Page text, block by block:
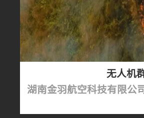
无人机
湖南金羽航空科技有限公